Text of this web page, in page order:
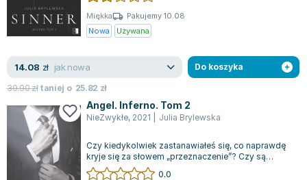
Lorraine Warren
Ajahn Brahm
Jacek Walkiewicz
Miękka
Pakujemy 10.08
Nowa
Używana
14.08 zł jak nowa
39.90złtaniej o 25.82 zł
Do koszyka
Angel. Inferno. Tom 2
NieZwykłe, 2021 Julia Brylewska
Czy kiedykolwiek zastanawiałeś się, co naprawdę
kryje się za słowem „przeznaczenie”? Czy są
chwile, które definiują nasze życie na...
0.0